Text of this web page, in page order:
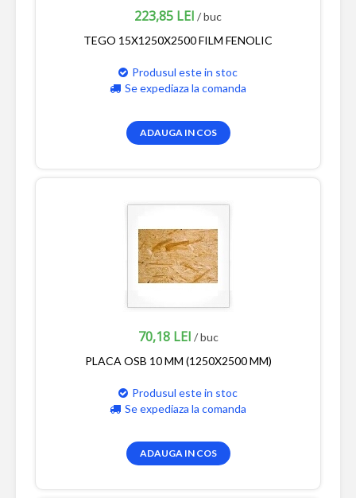
223,85 LEI / buc
TEGO 15X1250X2500 FILM FENOLIC
Produsul este in stoc
Se expediaza la comanda
ADAUGA IN COS
70,18 LEI / buc
PLACA OSB 10 MM (1250X2500 MM)
Produsul este in stoc
Se expediaza la comanda
ADAUGA IN COS